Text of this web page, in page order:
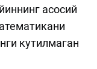
асосий
кутилмаган